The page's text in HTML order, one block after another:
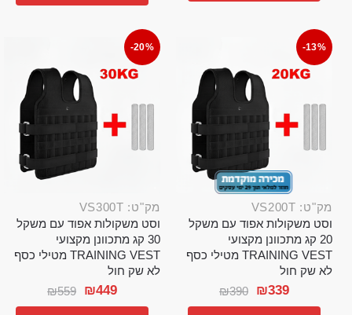
-13%
מק"ט: VS200T
וסט משקולות אפוד עם משקל
20 קג מתכוונן מקצועי
TRAINING VEST מטילי כסף
לא שק חול
₪390 ₪339
-20%
מק"ט: VS300T
וסט משקולות אפוד עם משקל
30 קג מתכוונן מקצועי
TRAINING VEST מטילי כסף
לא שק חול
₪559 ₪449